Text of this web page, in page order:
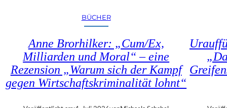
Z
A
R
T
D
O
U
BÜCHER
Anne Brorhilker: „Cum/Ex,
Milliarden und Moral“ – eine
Rezension „Warum sich der Kampf
gegen Wirtschaftskriminalität lohnt“